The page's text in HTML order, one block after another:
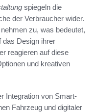
spiegeln die
der Verbraucher wider.
zu, was bedeutet,
das Design ihrer
reagieren auf diese
und kreativen
Integration von Smart-
Fahrzeug und digitaler